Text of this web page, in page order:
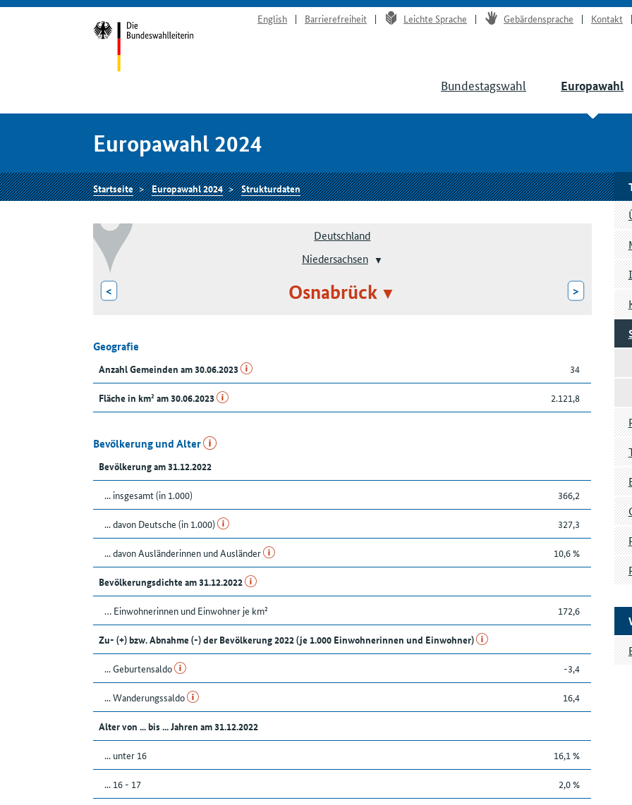
English Barrierefreiheit Leichte Sprache Gebärdensprache Kontakt
Bundestagswahl Europawahl
Europawahl 2024
Startseite Europawahl 2024 Strukturdaten
Deutschland
Niedersachsen
< Osnabrück >
Geografie
Anzahl Gemeinden am 30.06.2023 34
Fläche in km² am 30.06.2023 2.121,8
Bevölkerung und Alter
Bevölkerung am 31.12.2022
... insgesamt (in 1.000) 366,2
... davon Deutsche (in 1.000) 327,3
... davon Ausländerinnen und Ausländer 10,6 %
Bevölkerungsdichte am 31.12.2022
… Einwohnerinnen und Einwohner je km² 172,6
Zu- (+) bzw. Abnahme (-) der Bevölkerung 2022 (je 1.000 Einwohnerinnen und Einwohner)
... Geburtensaldo -3,4
... Wanderungssaldo 16,4
Alter von ... bis ... Jahren am 31.12.2022
... unter 16 16,1 %
... 16 - 17 2,0 %